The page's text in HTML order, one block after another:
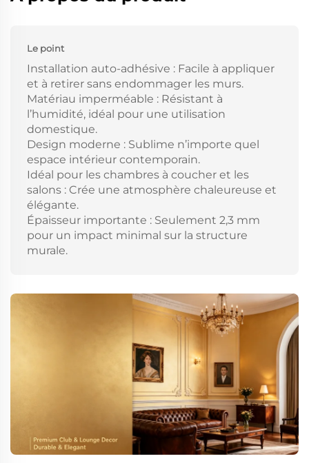
Le point
Installation auto-adhésive : Facile à appliquer
et à retirer sans endommager les murs.
Matériau imperméable : Résistant à
l’humidité, idéal pour une utilisation
domestique.
Design moderne : Sublime n’importe quel
espace intérieur contemporain.
Idéal pour les chambres à coucher et les
salons : Crée une atmosphère chaleureuse et
élégante.
Épaisseur importante : Seulement 2,3 mm
pour un impact minimal sur la structure
murale.